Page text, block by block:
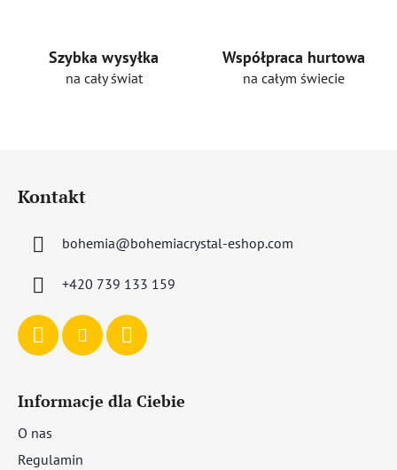
Szybka wysyłka
na cały świat
Współpraca hurtowa
na całym świecie
Kontakt
bohemia@bohemiacrystal-eshop.com
+420 739 133 159
Informacje dla Ciebie
O nas
Regulamin